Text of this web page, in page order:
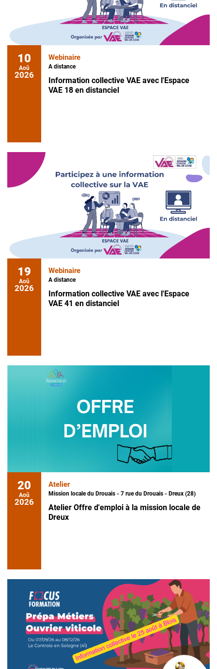
10
Aoû
2026
Webinaire
A distance
Information collective VAE avec l'Espace
VAE 18 en distanciel
19
Aoû
2026
Webinaire
A distance
Information collective VAE avec l'Espace
VAE 41 en distanciel
20
Aoû
2026
Atelier
Mission locale du Drouais - 7 rue du Drouais - Dreux (28)
Atelier Offre d'emploi à la mission locale de
Dreux